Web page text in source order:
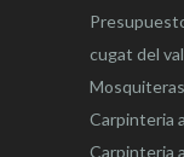
cugat del
Carpinteria
Carpinteria